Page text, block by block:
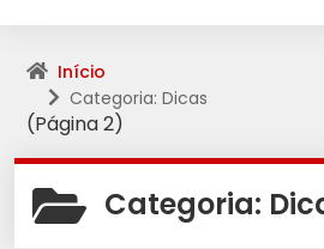
Início
Categoria: Dicas
(Página 2)
Categoria: